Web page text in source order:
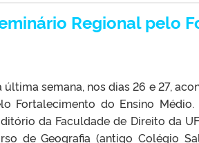
Regional pelo
última semana, nos dias 26 e 27,
Fortalecimento do Ensino
da Faculdade de Direito da
de Geografia (antigo Colégio